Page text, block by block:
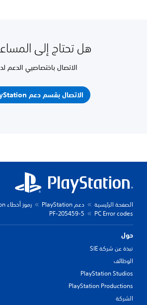
هل تحتاج إلى
الاتصال باختصاصيي الدعم
الاتصال بقسم دعم PlayStation
الصفحة الرئيسية دعم PlayStation
رموز أخطاء PlayStation
PC Error codes
PF-205459-5
حول
نبذة عن شركة SIE
الوظائف
PlayStation Studios
PlayStation Productions
الشركة